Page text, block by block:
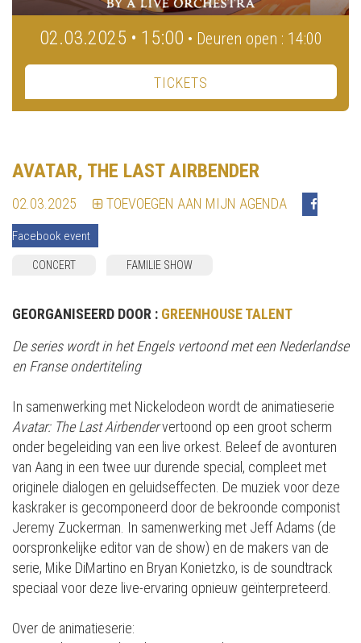
02.03.2025 • 15:00 • Deuren open : 14:00
TICKETS
AVATAR, THE LAST AIRBENDER
02.03.2025 TOEVOEGEN AAN MIJN AGENDA
Facebook event
CONCERT FAMILIE SHOW
GEORGANISEERD DOOR : GREENHOUSE TALENT
De series wordt in het Engels vertoond met een Nederlandse
en Franse ondertiteling
In samenwerking met Nickelodeon wordt de animatieserie
Avatar: The Last Airbendervertoond op een groot scherm
onder begeleiding van een live orkest. Beleef de avonturen
van Aang in een twee uur durende special, compleet met
originele dialogen en geluidseffecten. De muziek voor deze
kaskraker is gecomponeerd door de bekroonde componist
Jeremy Zuckerman. In samenwerking met Jeff Adams (de
oorspronkelijke editor van de show) en de makers van de
serie, Mike DiMartino en Bryan Konietzko, is de soundtrack
speciaal voor deze live-ervaring opnieuw geïnterpreteerd.
​Over de animatieserie: